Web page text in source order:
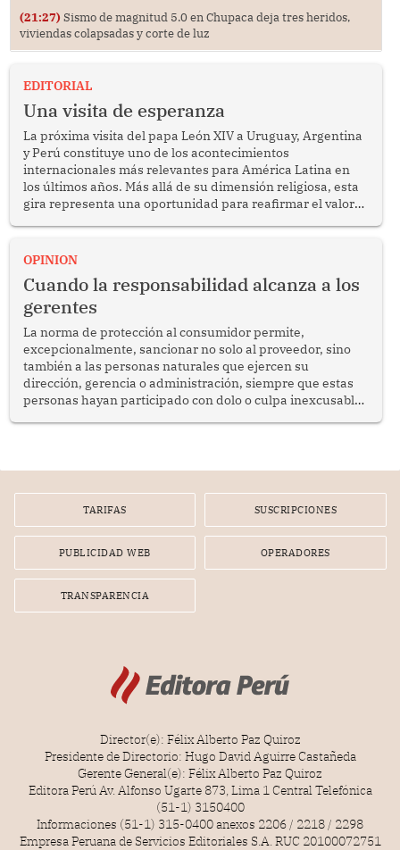
(21:27) Sismo de magnitud 5.0 en Chupaca deja tres heridos,
viviendas colapsadas y corte de luz
EDITORIAL
Una visita de esperanza
La próxima visita del papa León XIV a Uruguay, Argentina
y Perú constituye uno de los acontecimientos
internacionales más relevantes para América Latina en
los últimos años. Más allá de su dimensión religiosa, esta
gira representa una oportunidad para reafirmar el valor
enfrenta desafíos en materia de desarrollo, cohesión
OPINION
Cuando la responsabilidad alcanza a los
gerentes
La norma de protección al consumidor permite,
excepcionalmente, sancionar no solo al proveedor, sino
también a las personas naturales que ejercen su
dirección, gerencia o administración, siempre que estas
personas hayan participado con dolo o culpa inexcusable
por la frustrada realización de un meet and greet con
TARIFAS SUSCRIPCIONES
PUBLICIDAD WEB OPERADORES
TRANSPARENCIA
Director(e): Félix Alberto Paz Quiroz
Presidente de Directorio: Hugo David Aguirre Castañeda
Gerente General(e): Félix Alberto Paz Quiroz
Editora Perú Av. Alfonso Ugarte 873, Lima 1 Central Telefónica
(51-1) 3150400
Informaciones (51-1) 315-0400 anexos 2206 / 2218 / 2298
Empresa Peruana de Servicios Editoriales S.A. RUC 20100072751